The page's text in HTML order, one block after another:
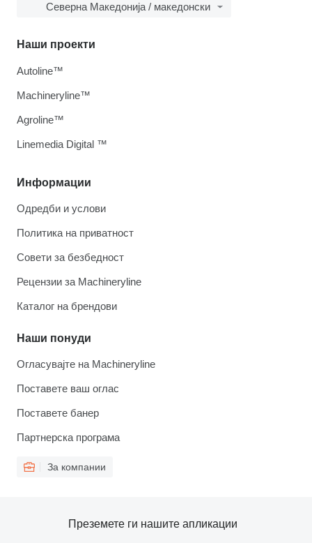
Северна Македонија / македонски
Информации
Одредби и услови
Политика на приватност
Совети за безбедност
Рецензии за Machineryline
Каталог на брендови
Наши понуди
Огласувајте на Machineryline
Поставете ваш оглас
Поставете банер
Партнерска програма
За компании
Наши проекти
Autoline™
Machineryline™
Agroline™
Linemedia Digital ™
Преземете ги нашите апликации